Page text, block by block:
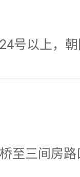
号以上，
至三间房路